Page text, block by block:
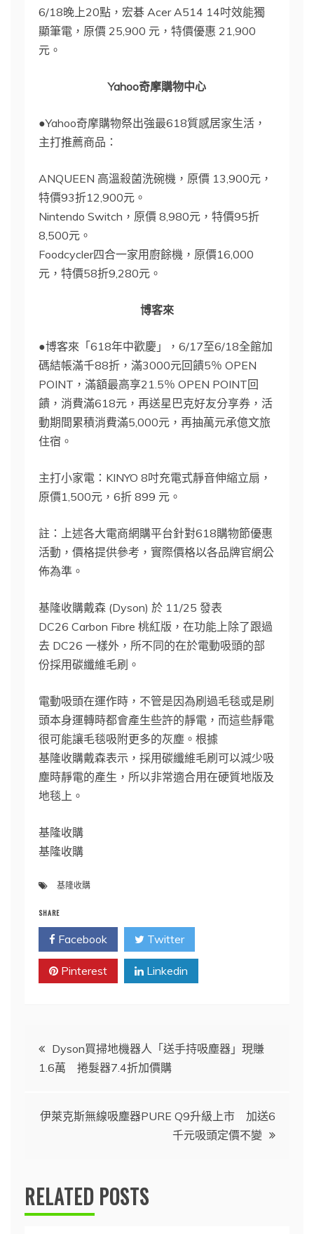
6/18晚上20點，宏碁 Acer A514 14吋效能獨
顯筆電，原價 25,900 元，特價優惠 21,900
元。
Yahoo奇摩購物中心
●Yahoo奇摩購物祭出強最618質感居家生活，
主打推薦商品：
ANQUEEN 高溫殺菌洗碗機，原價 13,900元，
特價93折12,900元。
Nintendo Switch，原價 8,980元，特價95折
8,500元。
Foodcycler四合一家用廚餘機，原價16,000
元，特價58折9,280元。
博客來
●博客來「618年中歡慶」，6/17至6/18全館加
碼結帳滿千88折，滿3000元回饋5％ OPEN
POINT，滿額最高享21.5％ OPEN POINT回
饋，消費滿618元，再送星巴克好友分享券，活
動期間累積消費滿5,000元，再抽萬元承億文旅
住宿。
主打小家電：KINYO 8吋充電式靜音伸縮立扇，
原價1,500元，6折 899 元。
註：上述各大電商網購平台針對618購物節優惠
活動，價格提供參考，實際價格以各品牌官網公
佈為準。
基隆收購戴森 (Dyson) 於 11/25 發表
DC26 Carbon Fibre 桃紅版，在功能上除了跟過
去 DC26 一樣外，所不同的在於電動吸頭的部
份採用碳纖維毛刷。
電動吸頭在運作時，不管是因為刷過毛毯或是刷
頭本身運轉時都會產生些許的靜電，而這些靜電
很可能讓毛毯吸附更多的灰塵。根據
基隆收購戴森表示，採用碳纖維毛刷可以減少吸
塵時靜電的產生，所以非常適合用在硬質地版及
地毯上。
基隆收購
基隆收購
基隆收購
SHARE
Facebook Twitter
Pinterest Linkedin
文
章
導
Dyson買掃地機器人「送手持吸塵器」現賺
1.6萬 捲髮器7.4折加價購
伊萊克斯無線吸塵器PURE Q9升級上市 加送6
千元吸頭定價不變
RELATED POSTS